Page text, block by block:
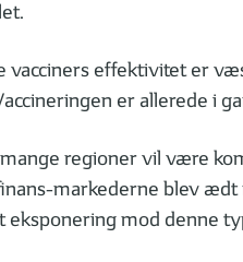
vacciners effektivitet er
er allerede i
regioner vil være
markederne blev
mod denne